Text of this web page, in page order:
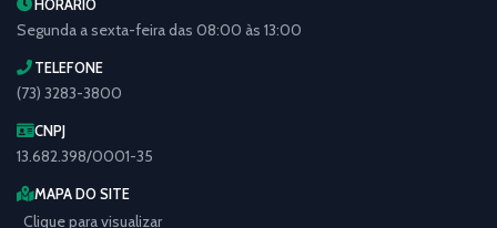
HORÁRIO
Segunda a sexta-feira das 08:00 às 13:00
TELEFONE
(73) 3283-3800
CNPJ
13.682.398/0001-35
MAPA DO SITE
Clique para visualizar